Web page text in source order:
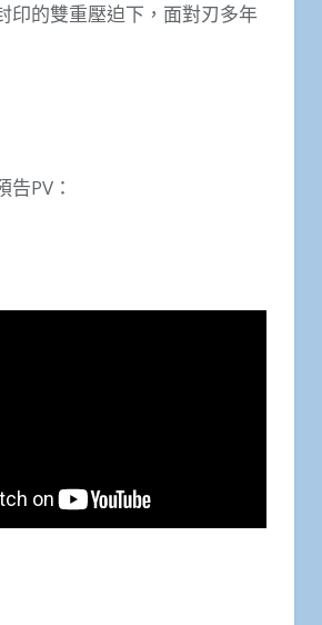
印的雙重壓迫下，面對刃多年
告PV：